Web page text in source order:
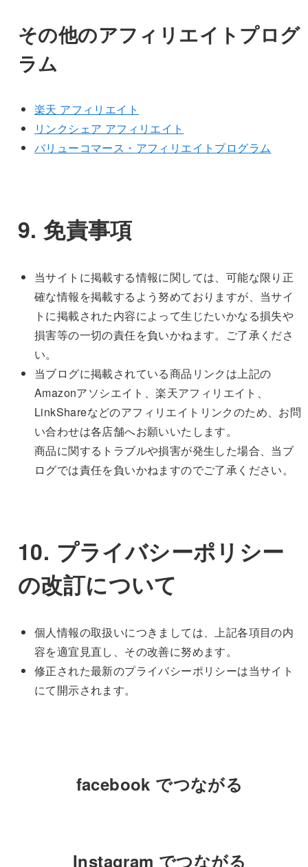
その他のアフィリエイトプログ
ラム
楽天 アフィリエイト
リンクシェア アフィリエイト
バリューコマース・ アフィリエイトプログラム
9. 免責事項
当サイトに掲載する情報に関しては、可能な限り正
確な情報を掲載するよう努めておりますが、当サイ
トに掲載された内容によって生じたいかなる損失や
損害等の一切の責任を負いかねます。ご了承くださ
い。
当ブログに掲載されている商品リンクは上記の
Amazonアソシエイト、楽天アフィリエイト、
LinkShareなどのアフィリエイトリンクのため、お問
い合わせは各店舗へお願いいたします。
商品に関するトラブルや損害が発生した場合、当ブ
ログでは責任を負いかねますのでご了承ください。
10. プライバシーポリシー
の改訂について
個人情報の取扱いにつきましては、上記各項目の内
容を適宜見直し、その改善に努めます。
修正された最新のプライバシーポリシーは当サイト
にて開示されます。
facebook でつながる
Instagram でつながる